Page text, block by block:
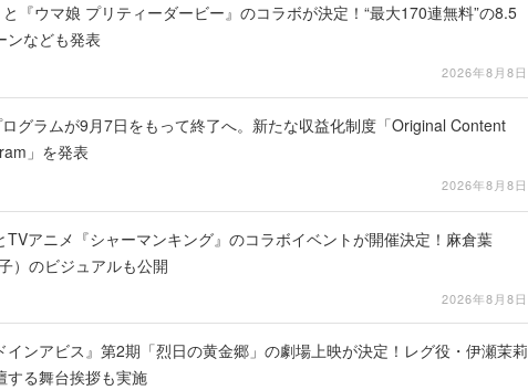
と『ウマ娘 プリティーダービー』のコラボが決定！“最大170連無料”の8.5
ンなども発表
2026年8月8日
グラムが9月7日をもって終了へ。新たな収益化制度「Original Content
」を発表
2026年8月8日
TVアニメ『シャーマンキング』のコラボイベントが開催決定！麻倉葉
）のビジュアルも公開
2026年8月8日
インアビス』第2期「烈日の黄金郷」の劇場上映が決定！レグ役・伊瀬茉莉
する舞台挨拶も実施